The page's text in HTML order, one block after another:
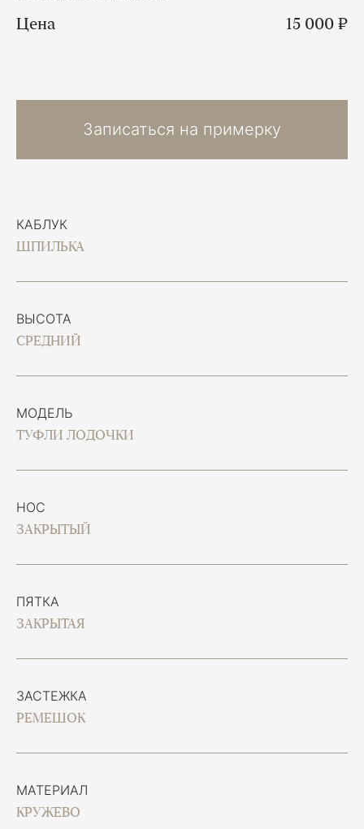
КАБЛУК
ШПИЛЬКА
ВЫСОТА
СРЕДНИЙ
МОДЕЛЬ
ТУФЛИ ЛОДОЧКИ
НОС
ЗАКРЫТЫЙ
ПЯТКА
ЗАКРЫТАЯ
ЗАСТЕЖКА
РЕМЕШОК
МАТЕРИАЛ
КРУЖЕВО
Цена 15 000 ₽
Записаться на примерку